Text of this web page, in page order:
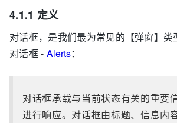
4.1.1 定义
对话框，是我们最为常见的【弹窗】类
对话框 - Alerts：
对话框承载与当前状态有关的重要
进行响应。对话框由标题、信息内